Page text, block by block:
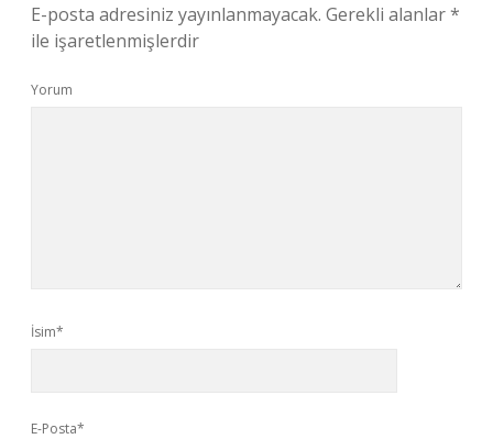
E-posta adresiniz yayınlanmayacak. Gerekli alanlar*
ile işaretlenmişlerdir
Yorum
İsim*
E-Posta*